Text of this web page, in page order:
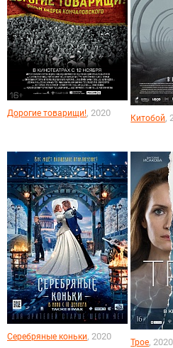
Дорогие товарищи!, 2020 Китобой,
Серебряные коньки, 2020
Трое, 2020